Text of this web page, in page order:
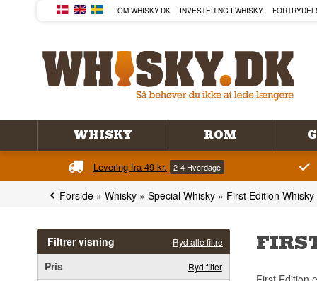
OM WHISKY.DK INVESTERING I WHISKY
WHISKY ROM
Levering fra 49 kr. 2-4 Hverdage
Forside » Whisky » Special Whisky » First Edition Whisky
Filtrer visning Ryd alle filtre
Pris Ryd filter